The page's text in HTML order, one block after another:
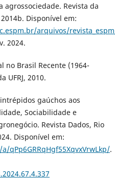
a agrossociedade. Revista da
2014b. Disponível em:
arquivos/
2024.
no Brasil Recente (1964-
UFRJ, 2010.
intrépidos gaúchos aos
Sociabilidade e
Revista Dados, Rio
Disponível em:
.